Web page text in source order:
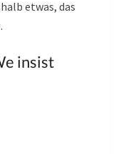
etwas, das
insist